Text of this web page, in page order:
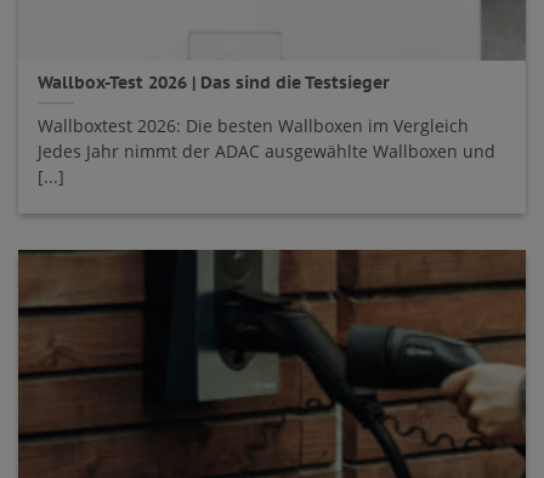
Wallbox-Test 2026 | Das sind die Testsieger
Wallboxtest 2026: Die besten Wallboxen im Vergleich
Jedes Jahr nimmt der ADAC ausgewählte Wallboxen und
[...]